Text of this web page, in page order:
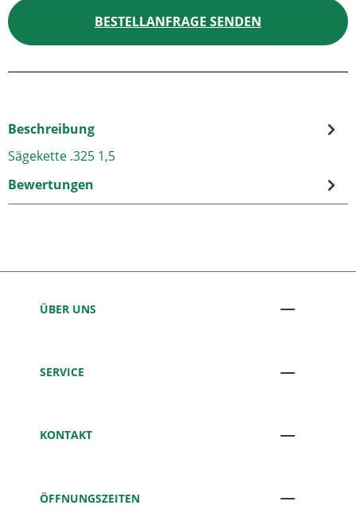
BESTELLANFRAGE SENDEN
Beschreibung
Sägekette .325 1,5
Bewertungen
ÜBER UNS
SERVICE
KONTAKT
ÖFFNUNGSZEITEN